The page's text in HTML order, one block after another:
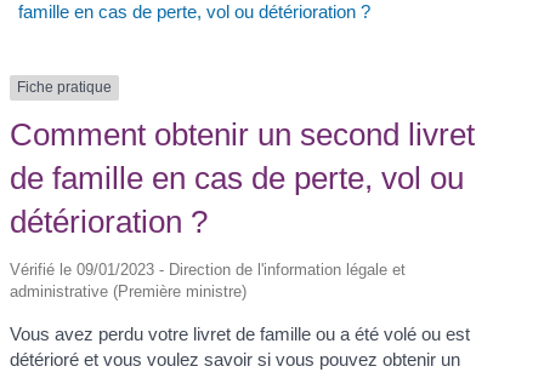
famille en cas de perte, vol ou détérioration ?
Fiche pratique
Comment obtenir un second livret
de famille en cas de perte, vol ou
détérioration ?
Vérifié le 09/01/2023 - Direction de l'information légale et
administrative (Première ministre)
Vous avez perdu votre livret de famille ou a été volé ou est
détérioré et vous voulez savoir si vous pouvez obtenir un